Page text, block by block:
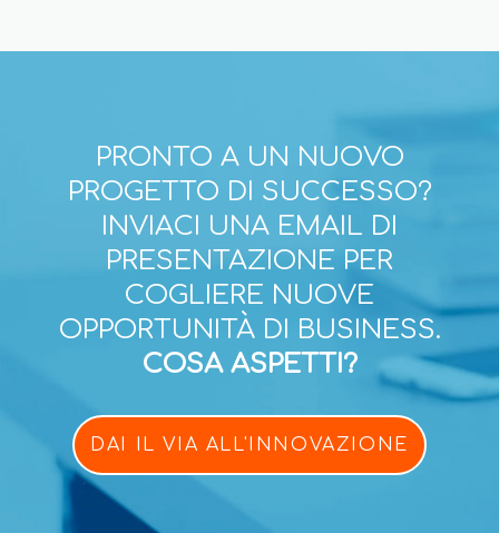
PRONTO A UN NUOVO
PROGETTO DI SUCCESSO?
INVIACI UNA EMAIL DI
PRESENTAZIONE PER
COGLIERE NUOVE
OPPORTUNITÀ DI BUSINESS.
COSA ASPETTI?
DAI IL VIA ALL'INNOVAZIONE